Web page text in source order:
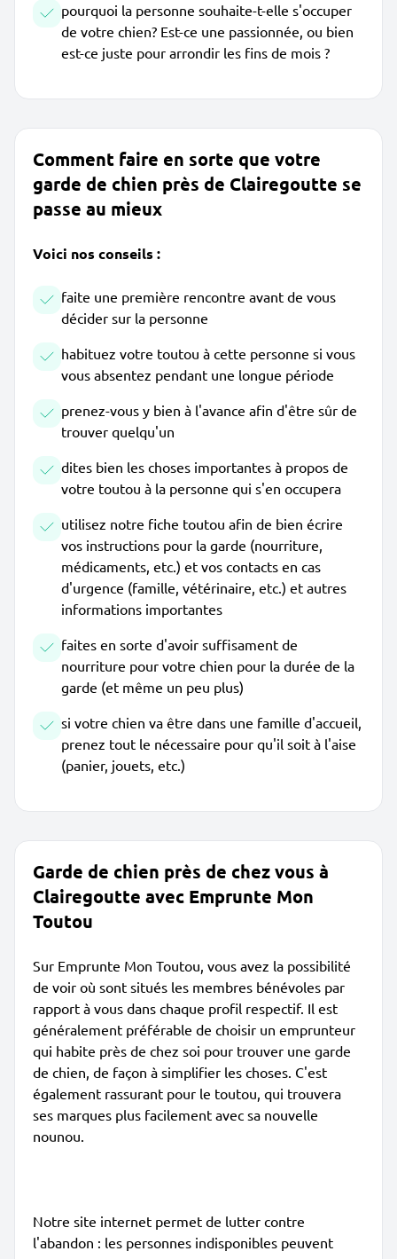
pourquoi la personne souhaite-t-elle s'occuper
de votre chien? Est-ce une passionnée, ou bien
est-ce juste pour arrondir les fins de mois ?
Comment faire en sorte que votre
garde de chien près de Clairegoutte se
passe au mieux
Voici nos conseils :
faite une première rencontre avant de vous
décider sur la personne
habituez votre toutou à cette personne si vous
vous absentez pendant une longue période
prenez-vous y bien à l'avance afin d'être sûr de
trouver quelqu'un
dites bien les choses importantes à propos de
votre toutou à la personne qui s'en occupera
utilisez notre fiche toutou afin de bien écrire
vos instructions pour la garde (nourriture,
médicaments, etc.) et vos contacts en cas
d'urgence (famille, vétérinaire, etc.) et autres
informations importantes
faites en sorte d'avoir suffisament de
nourriture pour votre chien pour la durée de la
garde (et même un peu plus)
si votre chien va être dans une famille d'accueil,
prenez tout le nécessaire pour qu'il soit à l'aise
(panier, jouets, etc.)
Garde de chien près de chez vous à
Clairegoutte avec Emprunte Mon
Toutou
Sur Emprunte Mon Toutou, vous avez la possibilité
de voir où sont situés les membres bénévoles par
rapport à vous dans chaque profil respectif. Il est
généralement préférable de choisir un emprunteur
qui habite près de chez soi pour trouver une garde
de chien, de façon à simplifier les choses. C'est
également rassurant pour le toutou, qui trouvera
ses marques plus facilement avec sa nouvelle
nounou.
Notre site internet permet de lutter contre
l'abandon : les personnes indisponibles peuvent